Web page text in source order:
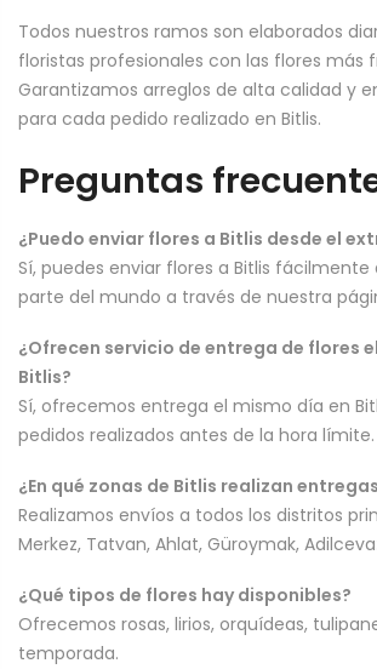
Todos nuestros ramos son elaborados
floristas profesionales con las flores más
Garantizamos arreglos de alta calidad y
para cada pedido realizado en Bitlis.
Preguntas
¿Puedo enviar flores a Bitlis desde el
Sí, puedes enviar flores a Bitlis
parte del mundo a través de nuestra
¿Ofrecen servicio de entrega de flores
Bitlis?
Sí, ofrecemos entrega el mismo día en
pedidos realizados antes de la hora límite.
¿En qué zonas de Bitlis realizan
Realizamos envíos a todos los distritos
Merkez, Tatvan, Ahlat, Güroymak,
¿Qué tipos de flores hay disponibles?
Ofrecemos rosas, lirios, orquídeas,
temporada.